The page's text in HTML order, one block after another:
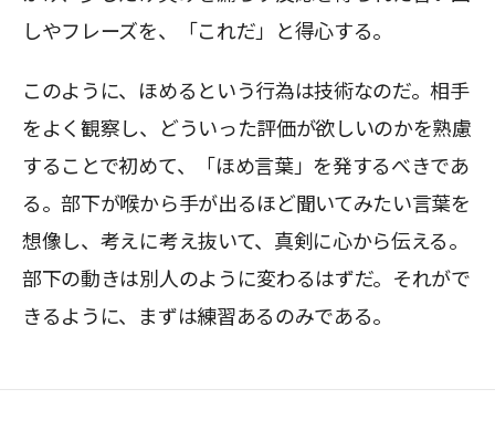
しやフレーズを、「これだ」と得心する。
このように、ほめるという行為は技術なのだ。相手
をよく観察し、どういった評価が欲しいのかを熟慮
することで初めて、「ほめ言葉」を発するべきであ
る。部下が喉から手が出るほど聞いてみたい言葉を
想像し、考えに考え抜いて、真剣に心から伝える。
部下の動きは別人のように変わるはずだ。それがで
きるように、まずは練習あるのみである。